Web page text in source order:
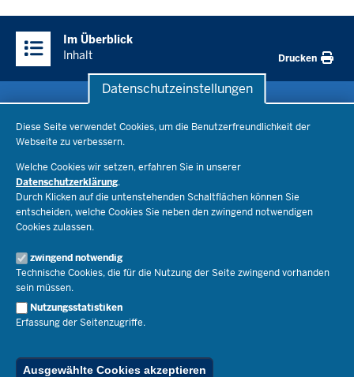
Datenschutzeinstellungen
Diese Seite verwendet Cookies, um die Benutzerfreundlichkeit der
Webseite zu verbessern.
Welche Cookies wir setzen, erfahren Sie in unserer
Datenschutzerklärung.
Durch Klicken auf die untenstehenden Schaltflächen können Sie
entscheiden, welche Cookies Sie neben den zwingend notwendigen
Cookies zulassen.
zwingend notwendig
Technische Cookies, die für die Nutzung der Seite zwingend vorhanden
sein müssen.
Nutzungsstatistiken
Erfassung der Seitenzugriffe.
Ausgewählte Cookies akzeptieren
Inhalte
Im Überblick
Inhalt
Drucken
Bildungsthemen
Lehrkräfte
Recht
Schulleben
Ministerium
Ministerin Dorothee Feller
Staatssekretär Dr. Urban Mauer
Open Government
Bibliothek
Geschäftsbereich
Presse
Pressefotos
Social Media
Pressekontakt
Service
Schule(n) suchen
Kontakt
Der Weg zu uns
Publikationen
© 2026 Bildungsportal NRW